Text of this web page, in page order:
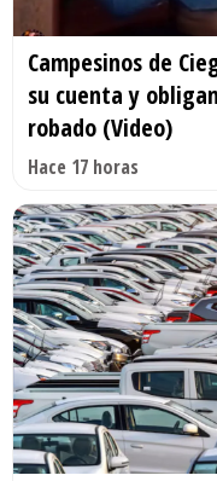
Campesinos de
su cuenta y
robado (Video)
Hace 17 horas